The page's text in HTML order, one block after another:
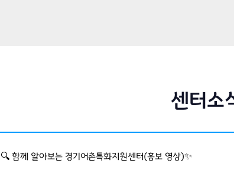
센터소
🔍 함께 알아보는 경기어촌특화지원센터(홍보 영상)✨